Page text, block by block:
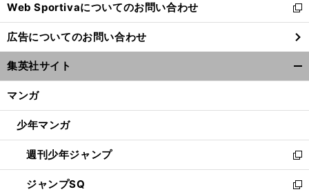
く
Web Sportivaについてのお問い合わせ
新
し
い
ウ
ィ
ン
ウ
開
く
広告についてのお問い合わせ
集英社サイト
マンガ
少年マンガ
週刊少年ジャンプ
新
し
い
ジャンプSQ
新